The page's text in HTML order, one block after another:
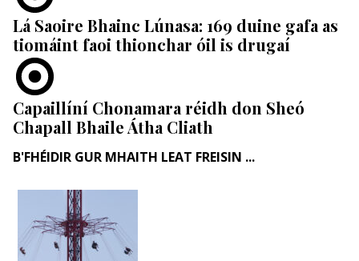
Lá Saoire Bhainc Lúnasa: 169 duine gafa as
tiomáint faoi thionchar óil is drugaí
Capaillíní Chonamara réidh don Sheó
Chapall Bhaile Átha Cliath
B'FHÉIDIR GUR MHAITH LEAT FREISIN ...